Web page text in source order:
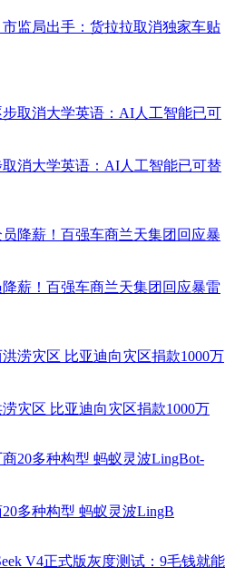
监局出手：货拉拉取消独家车贴
消大学英语：AI人工智能已可替
薪！百强车商兰天集团回应暴雷
灾区 比亚迪向灾区捐款1000万
多种构型 蚂蚁灵波LingB